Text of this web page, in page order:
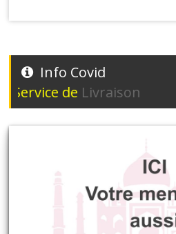
Info Covid
deLivraison